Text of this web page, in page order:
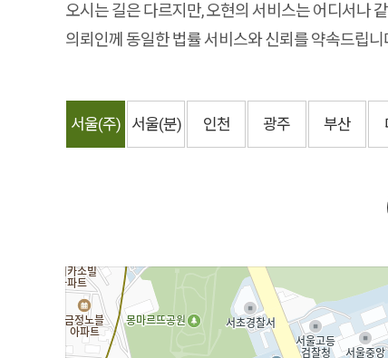
오시는 길은 다르지만, 오현의 서비스는 어디서나
의뢰인께 동일한 법률 서비스와 신뢰를 약속드립니
서울(주) 서울(분) 인천 광주 부산